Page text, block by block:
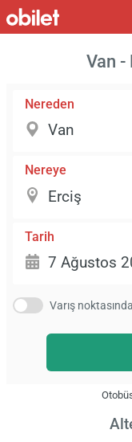
Van -
Nereden
Nereye
Tarih
Varış